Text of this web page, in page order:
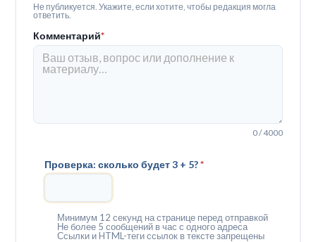
Не публикуется. Укажите, если хотите, чтобы редакция могла
ответить.
Комментарий*
0 / 4000
Проверка: сколько будет 3 + 5?*
Минимум 12 секунд на странице перед отправкой
Не более 5 сообщений в час с одного адреса
Ссылки и HTML-теги ссылок в тексте запрещены